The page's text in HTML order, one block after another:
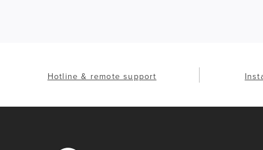
Hotline & remote support